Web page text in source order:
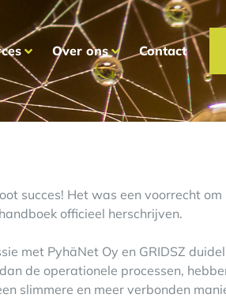
Over ons Contact
succes! Het was een voorrecht
officieel herschrijven.
met PyhäNet Oy en GRIDSZ
de operationele processen,
slimmere en meer verbonden